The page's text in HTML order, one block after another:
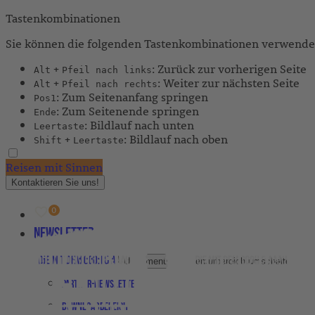
Tastenkombinationen
Sie können die folgenden Tastenkombinationen
Alt + Pfeil nach links: Zurück zur vorherigen Seite
Alt + Pfeil nach rechts: Weiter zur nächsten Seite
Pos1: Zum Seitenanfang springen
Ende: Zum Seitenende springen
Leertaste: Bildlauf nach unten
Shift + Leertaste: Bildlauf nach oben
Reisen mit Sinnen
Kontaktieren Sie uns!
Newsletter
Agenturbereich
Untermenü für Agenturbereich umschalten
Partner-Newsletter
Downloadbereich